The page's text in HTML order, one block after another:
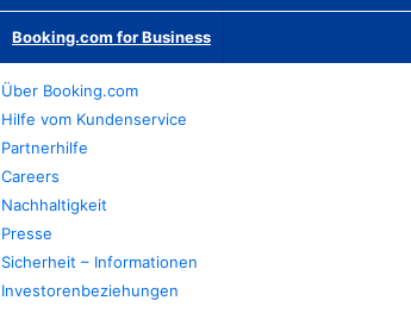
Booking.com for Business
Über Booking.com
Hilfe vom Kundenservice
Partnerhilfe
Careers
Nachhaltigkeit
Presse
Sicherheit – Informationen
Investorenbeziehungen